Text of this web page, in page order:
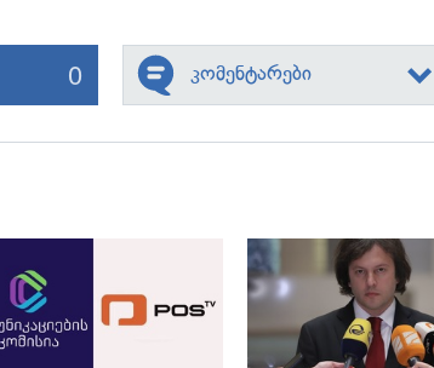
0 კომენტარები